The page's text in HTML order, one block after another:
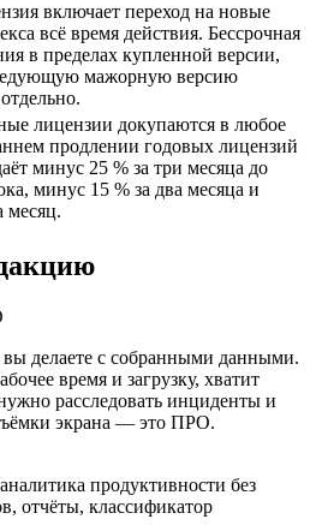
включает переход на новые
всё время действия. Бессрочная
в пределах купленной версии,
мажорную версию
лицензии докупаются в любое
продлении годовых лицензий
минус 25 % за три месяца до
минус 15 % за два месяца и
месяц.
делаете с собранными данными.
время и загрузку, хватит
расследовать инциденты и
экрана — это ПРО.
продуктивности без
отчёты, классификатор